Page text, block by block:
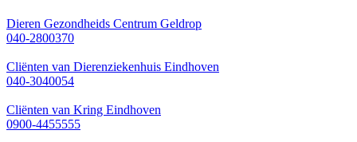
Dieren Gezondheids Centrum Geldrop
040-2800370
Cliënten van Dierenziekenhuis Eindhoven
040-3040054
Cliënten van Kring Eindhoven
0900-4455555